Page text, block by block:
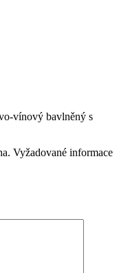
vínový bavlněný s
Vyžadované informace